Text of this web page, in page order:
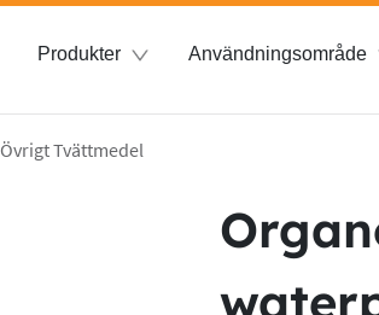
Produkter Användningsområde
Övrigt Tvättmedel